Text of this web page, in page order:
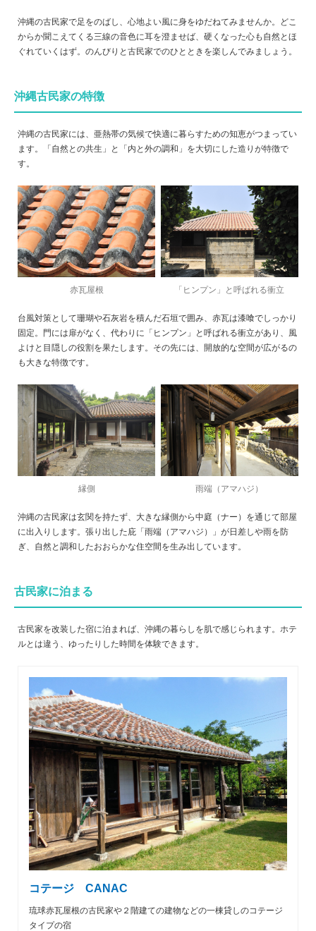
沖縄の古民家で足をのばし、心地よい風に身をゆだねてみませんか。どこ
からか聞こえてくる三線の音色に耳を澄ませば、硬くなった心も自然とほ
ぐれていくはず。のんびりと古民家でのひとときを楽しんでみましょう。
沖縄古民家の特徴
沖縄の古民家には、亜熱帯の気候で快適に暮らすための知恵がつまってい
ます。「自然との共生」と「内と外の調和」を大切にした造りが特徴で
す。
赤瓦屋根 「ヒンプン」と呼ばれる衝立
台風対策として珊瑚や石灰岩を積んだ石垣で囲み、赤瓦は漆喰でしっかり
固定。門には扉がなく、代わりに「ヒンプン」と呼ばれる衝立があり、風
よけと目隠しの役割を果たします。その先には、開放的な空間が広がるの
も大きな特徴です。
縁側 雨端（アマハジ）
沖縄の古民家は玄関を持たず、大きな縁側から中庭（ナー）を通じて部屋
に出入りします。張り出した庇「雨端（アマハジ）」が日差しや雨を防
ぎ、自然と調和したおおらかな住空間を生み出しています。
古民家に泊まる
古民家を改装した宿に泊まれば、沖縄の暮らしを肌で感じられます。ホテ
ルとは違う、ゆったりした時間を体験できます。
コテージ CANAC
琉球赤瓦屋根の古民家や２階建ての建物などの一棟貸しのコテージ
タイプの宿